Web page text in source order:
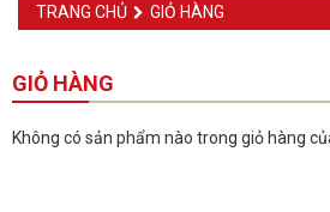
TRANG CHỦ GIỎ HÀNG
GIỎ HÀNG
Không có sản phẩm nào trong giỏ hàng